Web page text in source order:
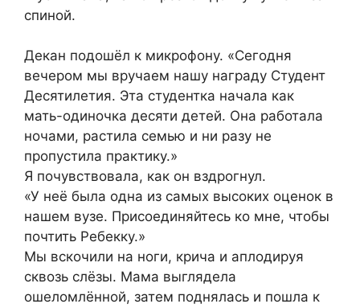
спиной.
Декан подошёл к микрофону. «Сегодня
вечером мы вручаем нашу награду Студент
Десятилетия. Эта студентка начала как
мать-одиночка десяти детей. Она работала
ночами, растила семью и ни разу не
пропустила практику.»
Я почувствовала, как он вздрогнул.
«У неё была одна из самых высоких оценок в
нашем вузе. Присоединяйтесь ко мне, чтобы
почтить Ребекку.»
Мы вскочили на ноги, крича и аплодируя
сквозь слёзы. Мама выглядела
ошеломлённой, затем поднялась и пошла к